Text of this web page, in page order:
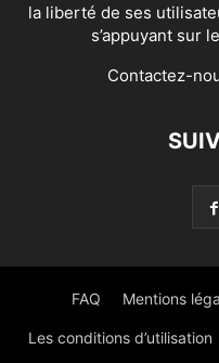
la liberté de ses
s’appuyant sur
Contactez-
FAQ Mentions
Les conditions d’utilisation